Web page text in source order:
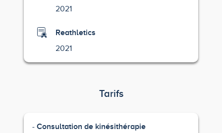
2021
Reathletics
2021
Tarifs
Consultation de kinésithérapie